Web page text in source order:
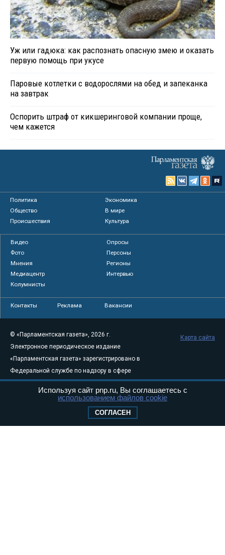
Уж или гадюка: как распознать опасную змею и оказать
первую помощь при укусе
Паровые котлетки с водорослями на обед и запеканка
на завтрак
Оспорить штраф от кикшеринговой компании проще,
чем кажется
Политика
Экономика
Общество
В мире
Происшествия
Культура
Видео
Опросы
Фото
Персоны
Мнения
Регионы
Медиацентр
Интервью
Колумнисты
Контакты Реклама Вакансии
© «Парламентская газета», 2026 г.
Электронное периодическое издание
«Парламентская газета» зарегистрировано в
Федеральной службе по надзору в сфере
связи, информационных технологий и
массовых коммуникаций (Роскомнадзор) 05
Свидетельство о регистрации Эл № ФС77-
Карта сайта
Используя сайт pnp.ru, Вы соглашаетесь с
использованием файлов cookie
СОГЛАСЕН